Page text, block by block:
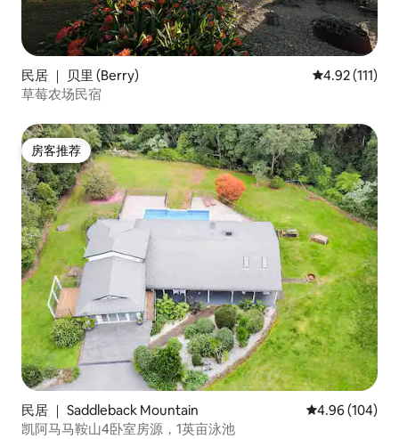
民居 ｜ 贝里 (Berry) 平均评分 4.92
4.92 (111)
草莓农场民宿
房客推荐
房客推荐
民居 ｜ Saddleback Mountain 平均评分 4.96
4.96 (104)
凯阿马马鞍山4卧室房源，1英亩泳池